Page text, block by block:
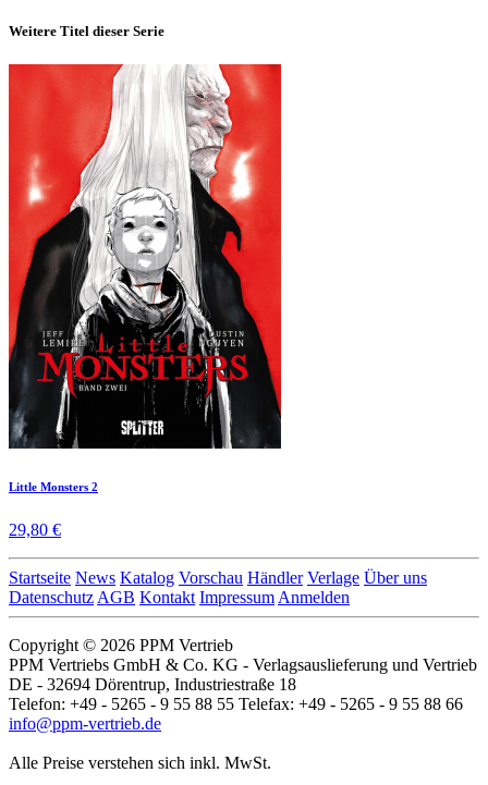
Weitere Titel dieser Serie
Little Monsters 2
29,80 €
Startseite News Katalog Vorschau Händler Verlage Über uns
Datenschutz AGB Kontakt Impressum Anmelden
Copyright © 2026 PPM Vertrieb
PPM Vertriebs GmbH & Co. KG - Verlagsauslieferung und Vertrieb
DE - 32694 Dörentrup, Industriestraße 18
Telefon: +49 - 5265 - 9 55 88 55 Telefax: +49 - 5265 - 9 55 88 66
info@ppm-vertrieb.de
Alle Preise verstehen sich inkl. MwSt.